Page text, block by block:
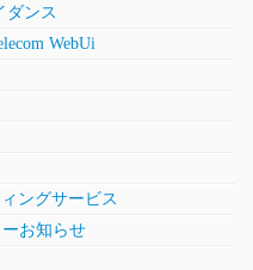
ダンス
WebUi
ングサービス
お知らせ